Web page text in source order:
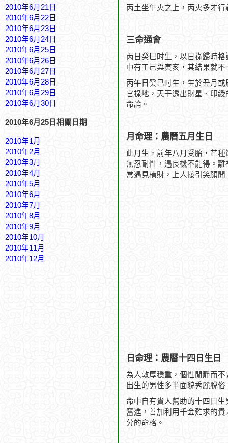
2010年6月21日
2010年6月22日
2010年6月23日
2010年6月24日
2010年6月25日
2010年6月26日
2010年6月27日
2010年6月28日
2010年6月29日
2010年6月30日
2010年6月25日相關日期
2010年1月
2010年2月
2010年3月
2010年4月
2010年5月
2010年6月
2010年7月
2010年8月
2010年9月
2010年10月
2010年11月
2010年12月
丙土坐午火之上，丙火多才
三命通會
丙日癸巳时生，以日祿歸時
中有壬己與寅亥，其結果就
丙午日癸巳时生，生於丑月
官祿地，天干透出財星、印
命論。
月命理：農曆五月生日
此月生，前年八月受胎，芒
無忍耐性，遇良機不能得。
常遇見橫財，上人接引笑顏
日命理：農曆十四日生日
為人敦厚穩重，個性閒靜而
出生的男性多半面貌秀麗脫
命中自有貴人幫助的十四日
奮進，善加利用千金難求的
分的命格。